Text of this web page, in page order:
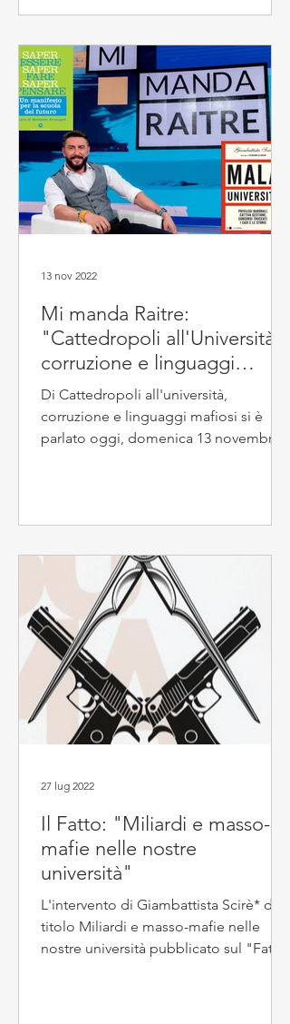
Mi manda Raitre:
"Cattedropoli all'Università,
corruzione e linguaggi
mafiosi"
Di Cattedropoli all'università,
corruzione e linguaggi mafiosi si è
parlato oggi, domenica 13 novembre
13 nov 2022
Il Fatto: "Miliardi e masso-
mafie nelle nostre
università"
L'intervento di Giambattista Scirè* dal
titolo Miliardi e masso-mafie nelle
nostre università pubblicato sul "Fatto
27 lug 2022